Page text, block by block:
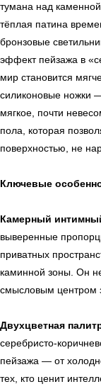
тумана над
тёплая патина
бронзовые
эффект пейзажа в
мир становится
силиконовые ножки
мягкое, почти
пола, которая
поверхностью, не
Ключевые
Камерный
выверенные
приватных
каминной зоны. Он
смысловым центром
Двухцветная
серебристо-
пейзажа — от
тех, кто ценит